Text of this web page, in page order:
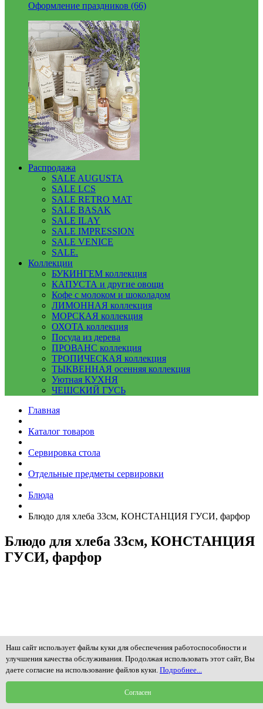
Оформление праздников (66)
Распродажа
SALE AUGUSTA
SALE LCS
SALE RETRO MAT
SALE BASAK
SALE ILAY
SALE IMPRESSION
SALE VENICE
SALE.
Коллекции
БУКИНГЕМ коллекция
КАПУСТА и другие овощи
Кофе с молоком и шоколадом
ЛИМОННАЯ коллекция
МОРСКАЯ коллекция
ОХОТА коллекция
Посуда из дерева
ПРОВАНС коллекция
ТРОПИЧЕСКАЯ коллекция
ТЫКВЕННАЯ осенняя коллекция
Уютная КУХНЯ
ЧЕШСКИЙ ГУСЬ
Главная
Каталог товаров
Сервировка стола
Отдельные предметы сервировки
Блюда
Блюдо для хлеба 33см, КОНСТАНЦИЯ ГУСИ, фарфор
Блюдо для хлеба 33см, КОНСТАНЦИЯ
ГУСИ, фарфор
Наш сайт использует файлы куки для обеспечения работоспособности и
улучшения качества обслуживания. Продолжая использовать этот сайт, Вы
даете согласие на использование файлов куки. Подробнее...
Согласен